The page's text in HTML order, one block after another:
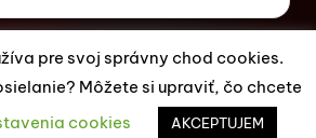
—ES Magazín. All rights reserved.
WordPress Theme
pre svoj správny chod cookies.
Môžete si upraviť, čo chcete
cookies AKCEPTUJEM